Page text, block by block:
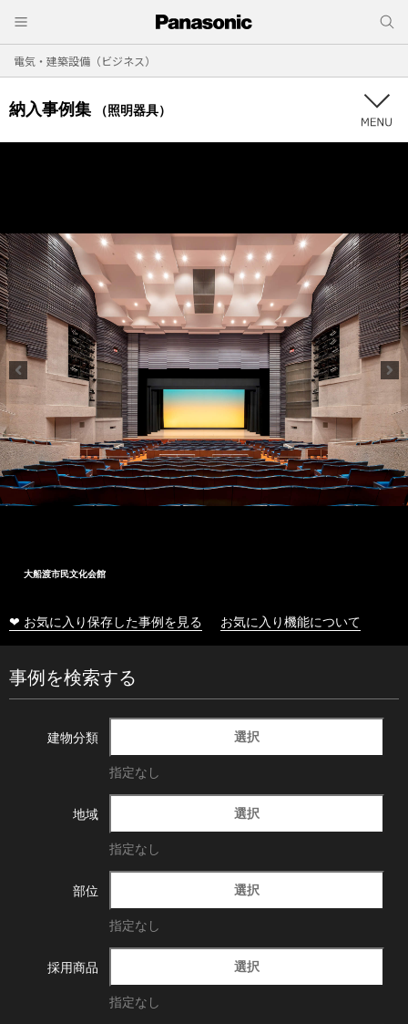
電気・建築設備（ビジネス）
納入事例集 （照明器具）
大船渡市民文化会館
❤ お気に入り保存した事例を見る お気に入り機能について
事例を検索する
建物分類 選択
指定なし
地域 選択
指定なし
部位 選択
指定なし
採用商品 選択
指定なし